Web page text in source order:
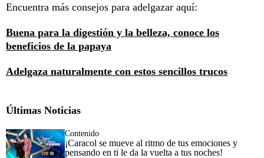
Encuentra más consejos para adelgazar aquí:
Buena para la digestión y la belleza, conoce los
beneficios de la papaya
Adelgaza naturalmente con estos sencillos trucos
Últimas Noticias
Contenido
¡Caracol se mueve al ritmo de tus emociones y
pensando en ti le da la vuelta a tus noches!